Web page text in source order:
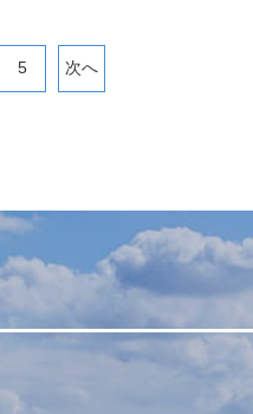
5 次へ